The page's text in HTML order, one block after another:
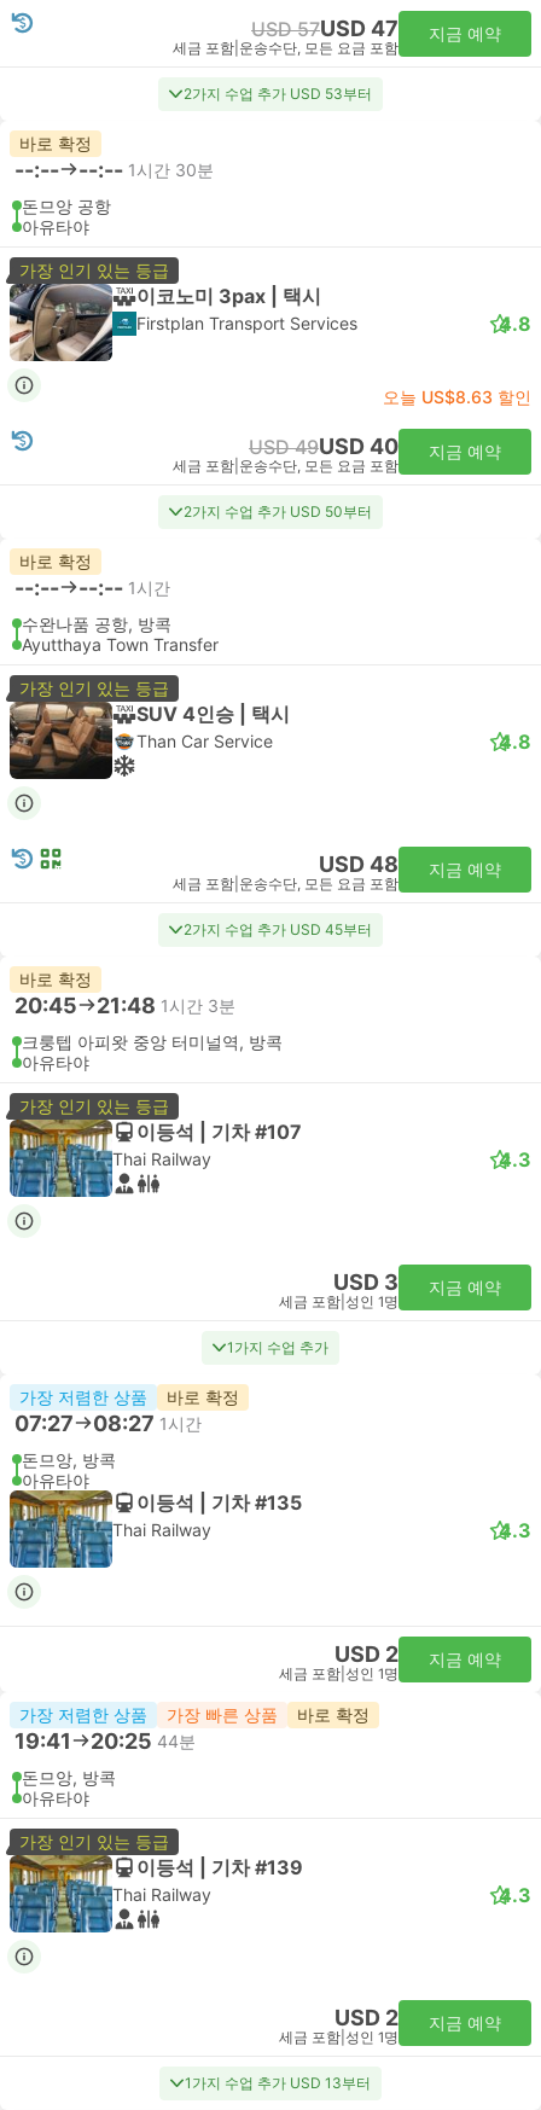
USD 57USD 47
세금 포함 운송수단, 모든 요금 포함
지금 예약
2가지 수업 추가 USD 53부터
바로 확정
--:-- --:-- 1시간 30분
돈므앙 공항
아유타야
가장 인기 있는 등급
이코노미 3pax | 택시
Firstplan Transport Services 4.8
오늘 US$8.63 할인
USD 49USD 40
세금 포함 운송수단, 모든 요금 포함
지금 예약
2가지 수업 추가 USD 50부터
바로 확정
--:-- --:-- 1시간
수완나품 공항, 방콕
Ayutthaya Town Transfer
가장 인기 있는 등급
SUV 4인승 | 택시
Than Car Service 4.8
USD 48
세금 포함 운송수단, 모든 요금 포함
지금 예약
2가지 수업 추가 USD 45부터
바로 확정
20:45 21:48 1시간 3분
크룽텝 아피왓 중앙 터미널역, 방콕
아유타야
가장 인기 있는 등급
이등석 | 기차 #107
Thai Railway 4.3
USD 3
세금 포함 성인 1명
지금 예약
1가지 수업 추가
가장 저렴한 상품 바로 확정
07:27 08:27 1시간
돈므앙, 방콕
아유타야
이등석 | 기차 #135
Thai Railway 4.3
USD 2
세금 포함 성인 1명
지금 예약
가장 저렴한 상품 가장 빠른 상품 바로 확정
19:41 20:25 44분
돈므앙, 방콕
아유타야
가장 인기 있는 등급
이등석 | 기차 #139
Thai Railway 4.3
USD 2
세금 포함 성인 1명
지금 예약
1가지 수업 추가 USD 13부터